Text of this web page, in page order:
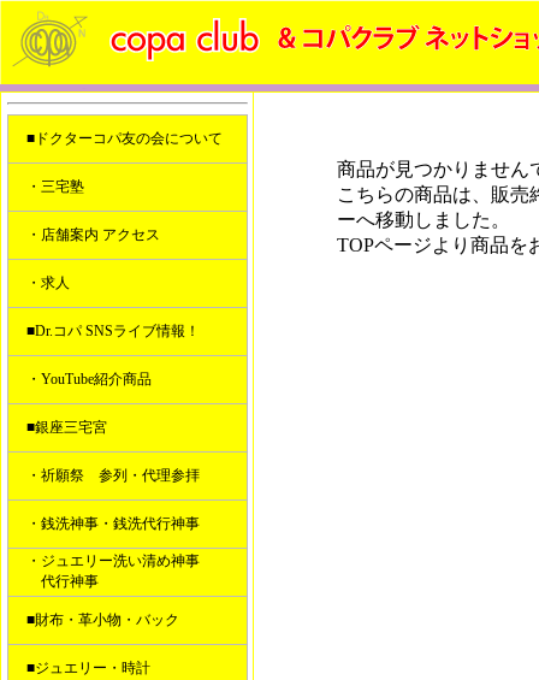
■ドクターコパ友の会について
・三宅塾
・店舗案内 アクセス
・求人
■Dr.コパ SNSライブ情報！
・YouTube紹介商品
■銀座三宅宮
・祈願祭 参列・代理参拝
・銭洗神事・銭洗代行神事
・ジュエリー洗い清め神事
代行神事
■財布・革小物・バック
■ジュエリー・時計
商品が見つかりません
こちらの商品は、販売
ーへ移動しました。
TOPページより商品を